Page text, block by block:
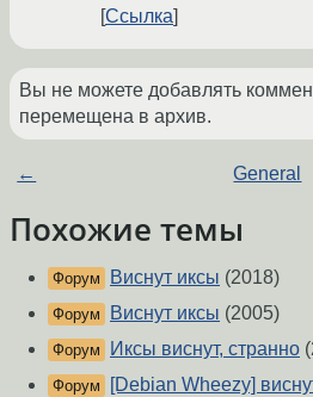
Ссылка
Вы не можете добавлять
перемещена в архив.
← General
Похожие темы
Форум Виснут иксы (2018)
Форум Виснут иксы (2005)
Форум Иксы виснут, странно
Форум [Debian Wheezy]